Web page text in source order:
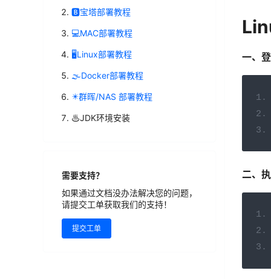
🅱️宝塔部署教程
💻MAC部署教程
🖥️Linux部署教程
🌫️Docker部署教程
✴️群晖/NAS 部署教程
♨️JDK环境安装
需要支持？
如果通过文档没办法解决您的问题，
请提交工单获取我们的支持！
提交工单
一、
二、